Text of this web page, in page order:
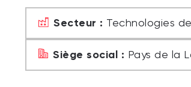
Secteur : Technologies
Siège social : Pays de la